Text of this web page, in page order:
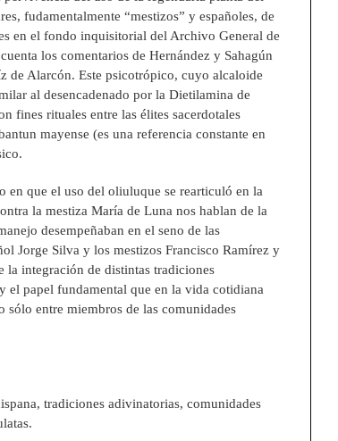
fudamentalmente “mestizos” y españoles, de
en el fondo inquisitorial del Archivo General de
los comentarios de Hernández y Sahagún
de Alarcón. Este psicotrópico, cuyo alcaloide
al desencadenado por la Dietilamina de
fines rituales entre las élites sacerdotales
mayense (es una referencia constante en
en que el uso del oliuluque se rearticuló en la
la mestiza María de Luna nos hablan de la
desempeñaban en el seno de las
Jorge Silva y los mestizos Francisco Ramírez y
la integración de distintas tradiciones
el papel fundamental que en la vida cotidiana
sólo entre miembros de las comunidades
tradiciones adivinatorias, comunidades